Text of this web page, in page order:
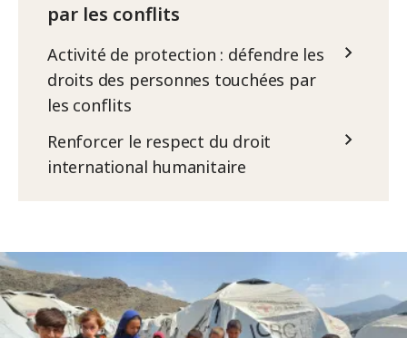
par les conflits
Activité de protection : défendre les
droits des personnes touchées par
les conflits
Renforcer le respect du droit
international humanitaire